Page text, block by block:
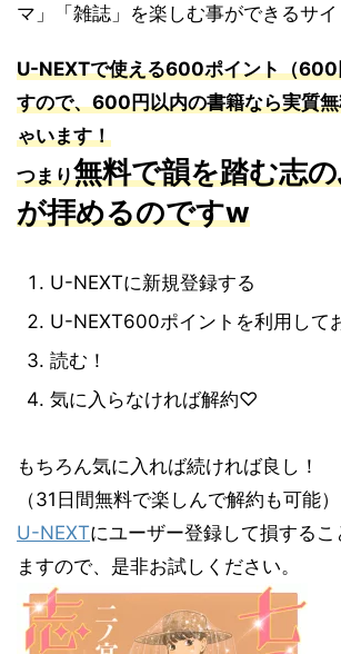
マ」「雑誌」を楽しむ事ができるサイ
U-NEXTで使える600ポイント（600
すので、600円以内の書籍なら実質
ゃいます！
つまり無料で韻を踏む志
が拝めるのですw
U-NEXTに新規登録する
U-NEXT600ポイントを利用して
読む！
気に入らなければ解約♡
もちろん気に入れば続ければ良し！
（31日間無料で楽しんで解約も可能）
U-NEXTにユーザー登録して損する
ますので、是非お試しください。